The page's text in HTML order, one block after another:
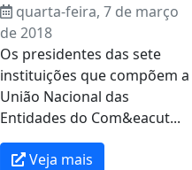
quarta-feira, 7 de março
de 2018
Os presidentes das sete
instituições que compõem a
União Nacional das
Entidades do Com&eacut...
Veja mais